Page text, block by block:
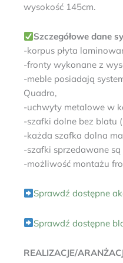
wysokość 145cm.
Szczegółowe dane
-korpus płyta
-fronty wykonane z
-meble posiadają
Quadro,
-uchwyty metalowe w
-szafki dolne bez blatu
-każda szafka dolna
-szafki sprzedawane
-możliwość montażu
Sprawdź dostępne
Sprawdź dostępne
REALIZACJE/